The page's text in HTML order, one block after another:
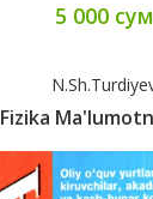
5 000 сум
Fizika